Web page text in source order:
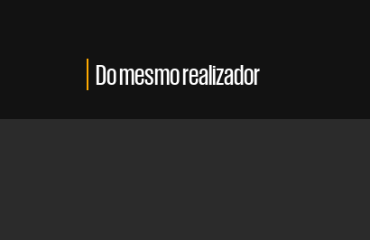
Do mesmo realizador